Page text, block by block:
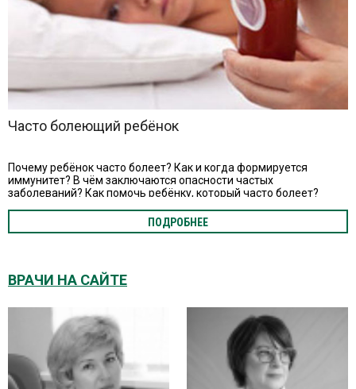
Часто болеющий ребёнок
Почему ребёнок часто болеет? Как и когда формируется
иммунитет? В чём заключаются опасности частых
заболеваний? Как помочь ребёнку, который часто болеет?
ПОДРОБНЕЕ
ВРАЧИ НА САЙТЕ